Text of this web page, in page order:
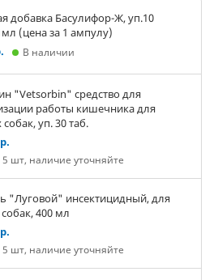
добавка Басулифор-Ж, уп.10
(цена за 1 ампулу)
В наличии
"Vetsorbin" средство для
работы кишечника для
уп. 30 таб.
шт, наличие уточняйте
"Луговой" инсектицидный, для
400 мл
шт, наличие уточняйте